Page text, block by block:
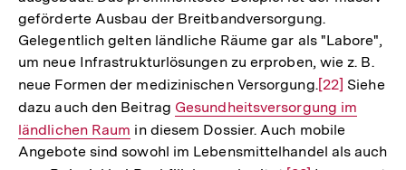
Fußnote
Beispiel der Lebensmittelversorgung gezeigt, jedoch
nicht nur einem Rückgang, sie wird auch schrittweise
ausgebaut. Das prominenteste Beispiel ist der massiv
geförderte Ausbau der Breitbandversorgung.
Gelegentlich gelten ländliche Räume gar als "Labore",
um neue Infrastrukturlösungen zu erproben, wie z. B.
neue Formen der medizinischen Versorgung.Zur
Auflösung
[22]Siehe
dazu auch den BeitragInterner
Gesundheitsversorgung im